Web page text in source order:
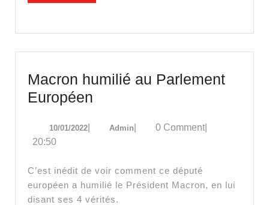
Macron humilié au Parlement
Européen
Européen
10/01/202210/01/2022
AdminAdmin0 Comment
20:50
C’est inédit de voir comment ce député
européen a humilié le Président Macron, en lui
disant ses 4 vérités.